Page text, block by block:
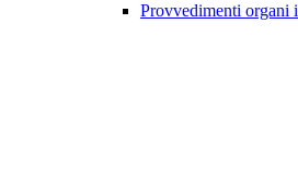
Provvedimenti organi